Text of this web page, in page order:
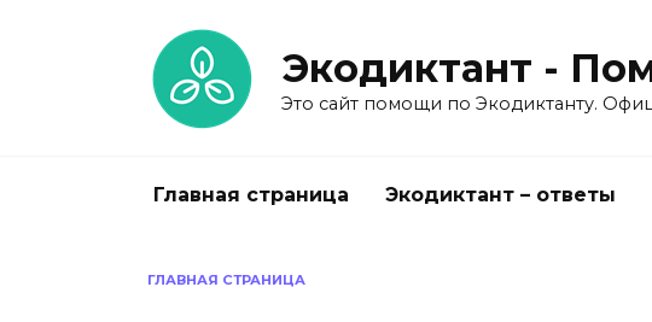
Экодиктант -
Это сайт помощи по Экодиктанту.
Главная страница Экодиктант – ответы
ГЛАВНАЯ СТРАНИЦА